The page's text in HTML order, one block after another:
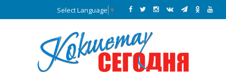
Select Language ▼